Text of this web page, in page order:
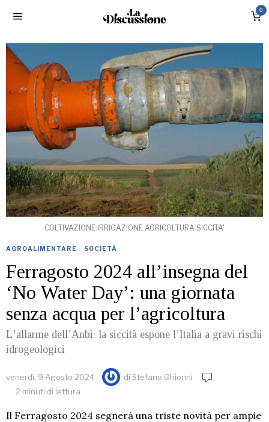
0
COLTIVAZIONE IRRIGAZIONE AGRICOLTURA SICCITA'
AGROALIMENTARE · SOCIETÀ
Ferragosto 2024 all’insegna del
‘No Water Day’: una giornata
senza acqua per l’agricoltura
Lʼallarme dellʼAnbi: la siccità espone lʼItalia a gravi rischi
idrogeologici
venerdì, 9 Agosto 2024 di Stefano Ghionni
2 minuti di lettura
Il Ferragosto 2024 segnerà una triste novità per ampie